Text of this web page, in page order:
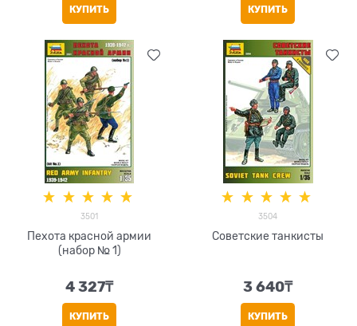
КУПИТЬ КУПИТЬ
3501
Пехота красной армии
(набор № 1)
4 327₸
КУПИТЬ
3504
Советские танкисты
3 640₸
КУПИТЬ